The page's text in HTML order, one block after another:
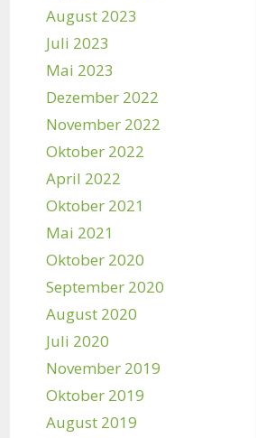
August 2023
Juli 2023
Mai 2023
Dezember 2022
November 2022
Oktober 2022
April 2022
Oktober 2021
Mai 2021
Oktober 2020
September 2020
August 2020
Juli 2020
November 2019
Oktober 2019
August 2019